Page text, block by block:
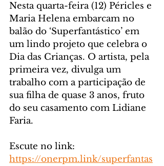
Nesta quarta-feira (12) Péricles e
Maria Helena embarcam no
balão do ‘Superfantástico’ em
um lindo projeto que celebra o
Dia das Crianças. O artista, pela
primeira vez, divulga um
trabalho com a participação de
sua filha de quase 3 anos, fruto
do seu casamento com Lidiane
Faria.
Escute no link:
https://onerpm.link/superfantas